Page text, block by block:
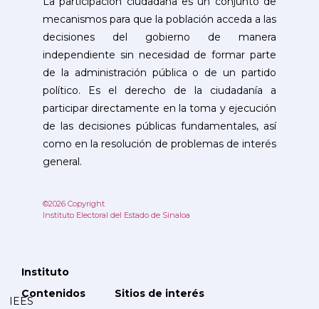
mecanismos para que la población acceda a las
decisiones del gobierno de manera
independiente sin necesidad de formar parte
de la administración pública o de un partido
político. Es el derecho de la ciudadanía a
participar directamente en la toma y ejecución
de las decisiones públicas fundamentales, así
como en la resolución de problemas de interés
general.
©2026 Copyright
Instituto Electoral del Estado de Sinaloa
Instituto
IEES
Contenidos Sitios de interés